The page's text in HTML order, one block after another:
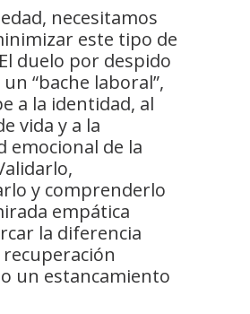
necesitamos
este tipo de
duelo por despido
“bache laboral”,
a la identidad, al
vida y a la
emocional de la
y comprenderlo
empática
la diferencia
un estancamiento